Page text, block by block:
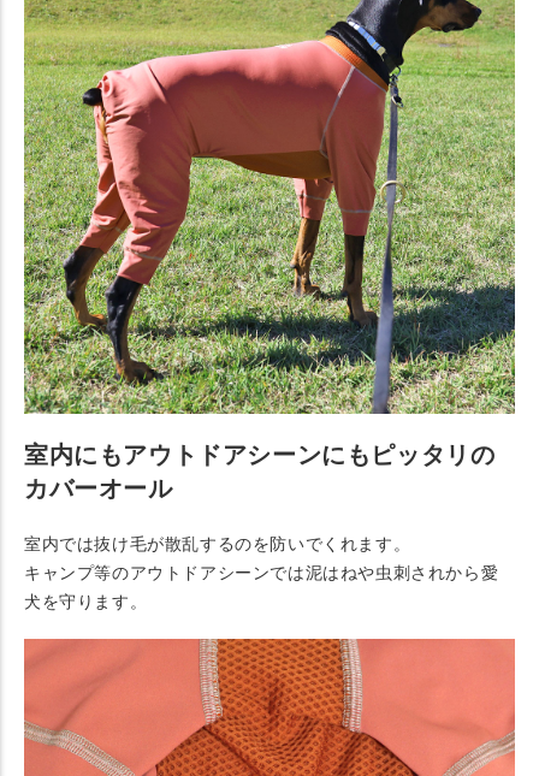
室内にもアウトドアシーンにもピッタリの
カバーオール
室内では抜け毛が散乱するのを防いでくれます。
キャンプ等のアウトドアシーンでは泥はねや虫刺されから愛
犬を守ります。